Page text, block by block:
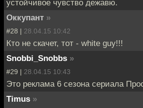
устойчивое чувство дежавю.
Оккупант »
#28 | 28.04.15 10:42
Кто не скачет, тот - white guy!!!
Snobbi_Snobbs »
#29 | 28.04.15 10:43
Это реклама 6 сезона сериала
Timus »